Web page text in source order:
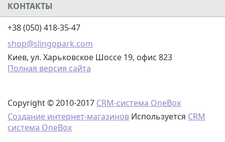
КОНТАКТЫ
+38 (050) 418-35-47
shop@slingopark.com
Киев, ул. Харьковское Шоссе 19, офис 823
Полная версия сайта
Copyright © 2010-2017 CRM-система OneBox
Создание интернет-магазинов Используется CRM
система OneBox